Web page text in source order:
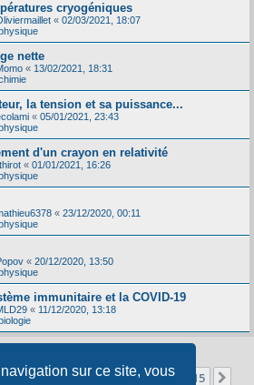
sur ce site, vous
cryogéniques
« 02/03/2021, 18:07
nette
« 13/02/2021, 18:31
la tension et sa puissance...
« 05/01/2021, 23:43
d'un crayon en relativité
« 01/01/2021, 16:26
« 23/12/2020, 00:11
« 20/12/2020, 13:50
immunitaire et la COVID-19
« 11/12/2020, 13:18
Page 1sur15
1 2 3 4 5 … 15